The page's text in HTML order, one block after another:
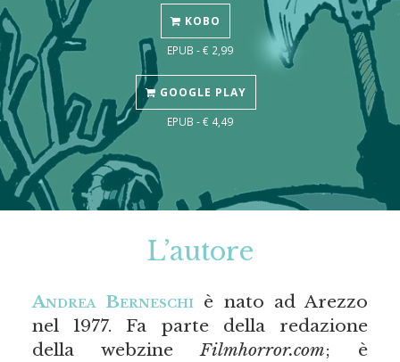
KOBO
EPUB - € 2,99
GOOGLE PLAY
EPUB - € 4,49
L’autore
Andrea Berneschi è nato ad Arezzo
nel 1977. Fa parte della redazione
della webzineFilmhorror.com; è